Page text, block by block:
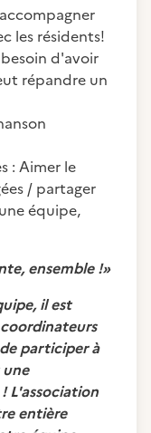
les résidents!
d'avoir
répandre un
: Aimer le
/ partager
équipe,
ensemble !»
il est
participer à
L'association
entière